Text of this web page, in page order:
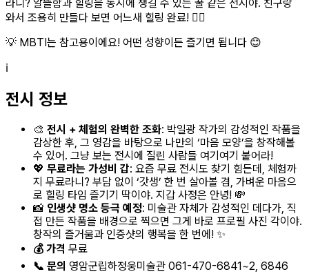
라니? 알뜰함과 힐링을 동시에 챙길 수 있는 꿀 같은 전시야. 친구랑
와서 조용히 만들다 보면 어느새 힐링 완료! 🧘‍♀️
💡 MBTI는 참고용이에요! 어떤 성향이든 즐기면 됩니다 😊
ℹ️
전시 정보
🎨 전시 + 체험의 완벽한 조화: 박일광 작가의 감성적인 작품을
감상한 후, 그 영감을 바탕으로 나만의 ‘마음 모양’을 창작해볼
수 있어. 그냥 보는 전시에 질린 사람들 여기여기 붙어라!
💖 무료라는 가성비 갑: 요즘 무료 전시도 찾기 힘든데, 체험까
지 무료라니? 부담 없이 ‘갓생’ 한 번 살아볼 겸, 가벼운 마음으
로 힐링 타임 즐기기 딱이야. 지갑 사정은 안녕! 💸
📸 인생샷 명소 등극 예정: 미술관 자체가 감성적인 데다가, 직
접 만든 작품을 배경으로 찍으면 그게 바로 프로필 사진 각이야.
창작의 즐거움과 인증샷의 행복을 한 번에! ✨
💰 가격 무료
📞 문의 영암군립하정웅미술관 061-470-6841~2, 6846